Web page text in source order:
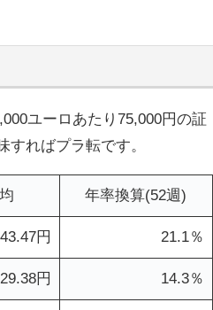
ユーロあたり75,000円の証
ればプラ転です。
年率換算(52週)
43.47円 21.1％
29.38円 14.3％